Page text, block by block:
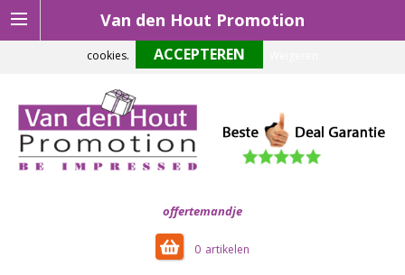
Van den Hout Promotion
offertemandje
0
Om onze website optimaal te laten functioneren maken wij gebruik van
cookies.